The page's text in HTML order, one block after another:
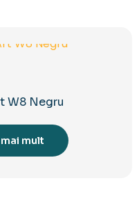
W8 Negru
mult